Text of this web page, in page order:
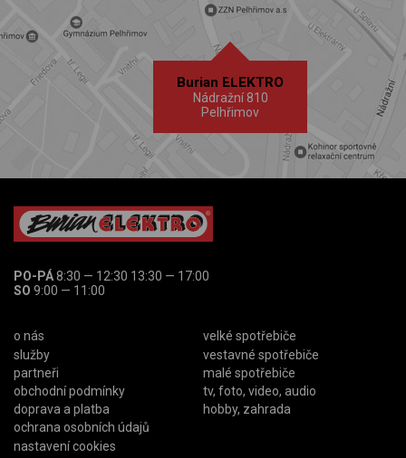
Burian ELEKTRO
Nádražní 810
Pelhřimov
PO-PÁ8:30 — 12:30 13:30 — 17:00
SO 9:00 — 11:00
o nás
služby
partneři
obchodní podmínky
doprava a platba
ochrana osobních údajů
nastavení cookies
velké spotřebiče
vestavné spotřebiče
malé spotřebiče
tv, foto, video, audio
hobby, zahrada